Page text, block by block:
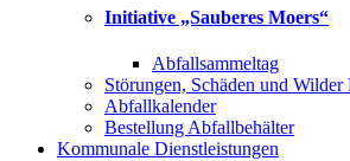
Initiative „Sauberes Moers“
Abfallsammeltag
Störungen, Schäden und
Abfallkalender
Bestellung Abfallbehälter
Kommunale Dienstleistungen